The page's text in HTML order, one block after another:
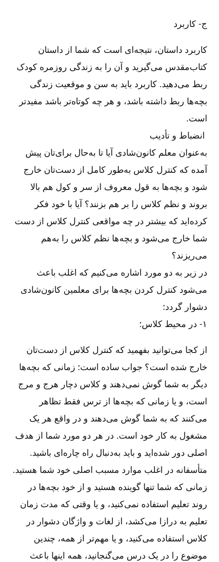
ج-‏‏‏‏ کاربرد
کاربرد داستان، نتیجه‌ای است که شما از داستان
کتاب‌مقدس می‌گیرید و آن را به زندگی روزمره کودک
ربط می‌دهید. کاربرد باید به سن و موقعیت زندگی
بچه‌ها ربط داشته باشد، و هر چه کوتاه‌تر باشد مفیدتر
است.
انضباط و تأدیب
به‌عنوان معلم کانون‌شادی آیا تا به‌حال برای‌تان پیش
آمده که کنترل کلاس به‌طور کامل از دست‌تان خارج
شود و بچه‌ها به قول معروف از سر و کول هم بالا
بروند و نظم کلاس را بر هم بزنند؟ آیا با خود فکر
کرده‌اید که بیشتر در چه مواقعی کنترل کلاس از دست
شما خارج می‌شود و بچه‌ها نظم کلاس را به‌هم
می‌ریزند؟
در زیر به دو مورد اشاره می‌کنیم که اغلب باعث
می‌شود کنترل کردن بچه‌ها برای معلمین کانون‌شادی
دشوار گردد:
۱-‏‏‏‏ در محیط کلاس
:
از کجا می‌توانید بفهمید که کنترل کلاس از دست‌تان
خارج شده است؟ جواب ساده است: زمانی که بچه‌ها
دیگر به شما گوش نمی‌دهند و کلاس دچار هرج و مرج
است، و یا زمانی که بچه‌ها از ترس فقط تظاهر
می‌کنند که به شما گوش می‌دهند و در واقع هر یک
مشغول به کار خود است. در هر دو مورد شما از هدف
اصلی دور شده‌اید و باید به‌دنبال راه چاره‌ای باشید.
متأسفانه در اغلب موارد مسبب اصلی خود شما هستید.
زمانی که شما تنها گوینده هستید و از خود بچه‌ها در
روند تعلیم استفاده نمی‌کنید، و یا وقتی که مدت زمان
تعلیم به درازا می‌کشد، از لغات و واژگان دشوار در
کلاس استفاده می‌کنید، و یا مهم‌تر از همه، چندین
موضوع را در یک درس می‌گنجانید، همه اینها باعث